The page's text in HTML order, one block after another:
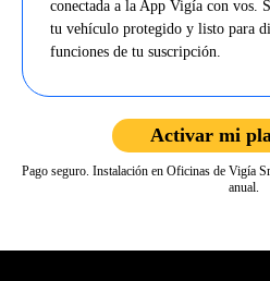
conectada a la App Vigía con vos.
tu vehículo protegido y listo para
funciones de tu suscripción.
Activar mi
Pago seguro. Instalación en Oficinas de Vigía
anual.